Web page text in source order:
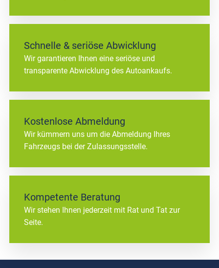
Schnelle & seriöse Abwicklung
Wir garantieren Ihnen eine seriöse und
transparente Abwicklung des Autoankaufs.
Kostenlose Abmeldung
Wir kümmern uns um die Abmeldung Ihres
Fahrzeugs bei der Zulassungsstelle.
Kompetente Beratung
Wir stehen Ihnen jederzeit mit Rat und Tat zur
Seite.